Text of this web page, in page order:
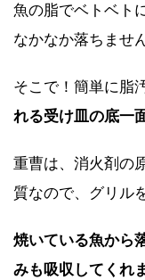
魚の脂でベトベト
なかなか落ちませ
そこで！簡単に脂
れる受け皿の底一
重曹は、消火剤の
質なので、グリル
焼いている魚から
みも吸収してくれ